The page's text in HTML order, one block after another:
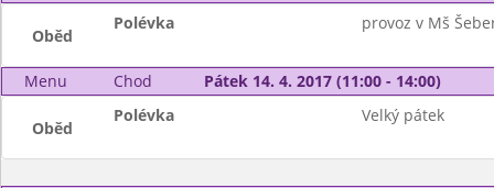
Oběd
Polévka provoz v Mš
Menu Chod Pátek 14. 4. 2017 (11:00 - 14:00)
Oběd
Polévka Velký pátek